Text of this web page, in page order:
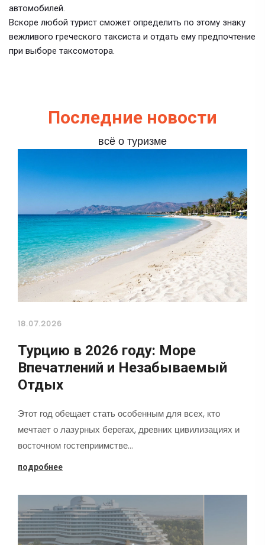
автомобилей.
Вскоре любой турист сможет определить по этому знаку
вежливого греческого таксиста и отдать ему предпочтение
при выборе таксомотора.
Последние новости
всё о туризме
18.07.2026
Турцию в 2026 году: Море
Впечатлений и Незабываемый
Отдых
Этот год обещает стать особенным для всех, кто
мечтает о лазурных берегах, древних цивилизациях и
восточном гостеприимстве…
подробнее